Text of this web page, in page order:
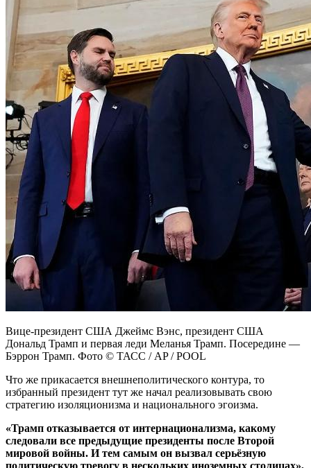
Вице-президент США Джеймс Вэнс, президент США
Дональд Трамп и первая леди Меланья Трамп. Посередине —
Бэррон Трамп. Фото © ТАСС / AP / POOL
Что же прикасается внешнеполитического контура, то
избранный президент тут же начал реализовывать свою
стратегию изоляционизма и национального эгоизма.
«Трамп отказывается от интернационализма, какому
следовали все предыдущие президенты после Второй
мировой войны. И тем самым он вызвал серьёзную
политическую тревогу в нескольких иноземных столицах»,